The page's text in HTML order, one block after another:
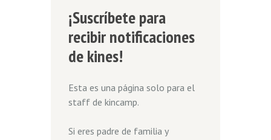
¡Suscríbete para
recibir notificaciones
de kines!
Esta es una página solo para el
staff de kincamp.
Si eres padre de familia y